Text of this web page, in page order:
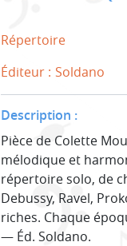
Répertoire
Éditeur : Soldano
Description :
Pièce de Colette
mélodique et
répertoire solo, de
Debussy, Ravel,
riches. Chaque
— Éd. Soldano.